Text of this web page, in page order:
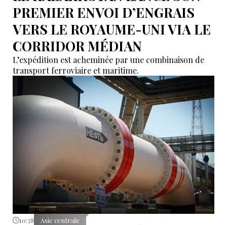
PREMIER ENVOI D’ENGRAIS
VERS LE ROYAUME-UNI VIA LE
CORRIDOR MÉDIAN
L’expédition est acheminée par une combinaison de
transport ferroviaire et maritime.
10:38 Asie centrale